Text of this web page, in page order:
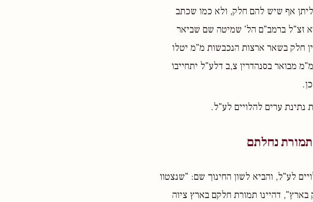
אף שיש להם חלק, ולא כמו שכתב
זצ"ל ברמב"ם הל' שמיטה שם שביאר
חלק בשאר ארצות הנכבשות מ"מ יטלו
מבואר בסנהדרין צ,ב דלע"ל יתחייבו
נתינת ערים להלויים לע"ל.
נחלתם
לע"ל, והביא לשון החינוך שם: "שנצטוו
דהיינו תמורת חלקם בארץ ציוה